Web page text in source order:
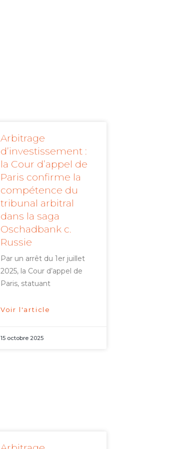
Arbitrage
d’investissement :
la Cour d’appel de
Paris confirme la
compétence du
tribunal arbitral
dans la saga
Oschadbank c.
Russie
Par un arrêt du 1er juillet
2025, la Cour d’appel de
Paris, statuant
Voir l'article
15 octobre 2025